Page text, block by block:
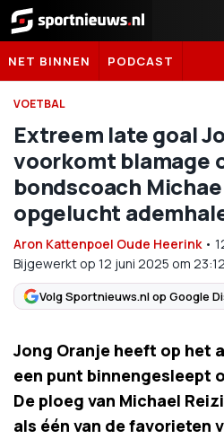
Sportnieuws.nl
NET BINNEN PODCAST
VOETBAL
Extreem late goal
voorkomt blamage
bondscoach
opgelucht
Aron Kattenpoel Oude Heerink•
Bijgewerkt op 12 juni 2025 om 23:12
Volg Sportnieuws.nl op Google
Jong Oranje heeft op het
een punt binnengesleept
De ploeg van Michael
als één van de favorieten